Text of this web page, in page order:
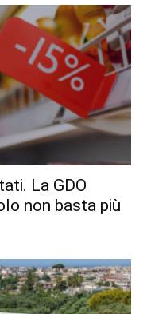
La GDO
non basta più